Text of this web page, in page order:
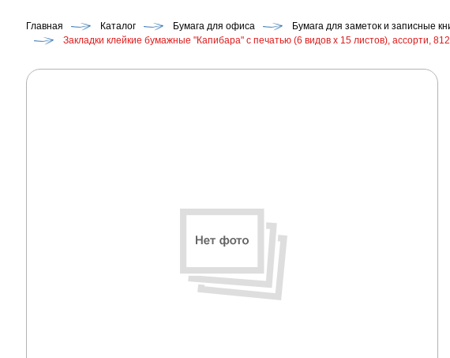
Главная Каталог Бумага для офиса Бумага для заметок и записные
Закладки клейкие бумажные "Капибара" с печатью (6 видов х 15 листов), ассорти,